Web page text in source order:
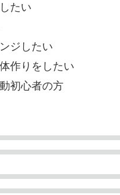
たい
ジしたい
作りをしたい
初心者の方